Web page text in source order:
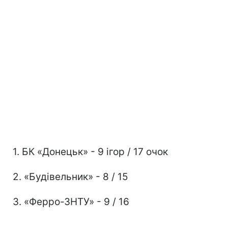
1. БК «Донецьк» - 9 ігор / 17 очок
2. «Будівельник» - 8 / 15
3. «Ферро-ЗНТУ» - 9 / 16